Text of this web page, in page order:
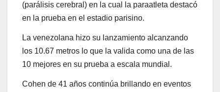
(parálisis cerebral) en la cual la paraatleta destacó
en la prueba en el estadio parisino.
La venezolana hizo su lanzamiento alcanzando
los 10.67 metros lo que la valida como una de las
10 mejores en su prueba a escala mundial.
Cohen de 41 años continúa brillando en eventos